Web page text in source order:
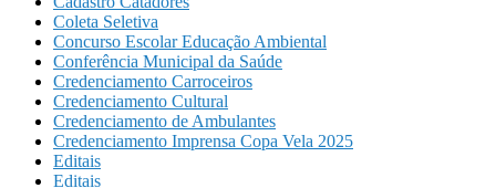
Coleta Seletiva
Concurso Escolar Educação Ambiental
Conferência Municipal da Saúde
Credenciamento Carroceiros
Credenciamento Cultural
Credenciamento de Ambulantes
Credenciamento Imprensa Copa Vela 2025
Editais
Editais